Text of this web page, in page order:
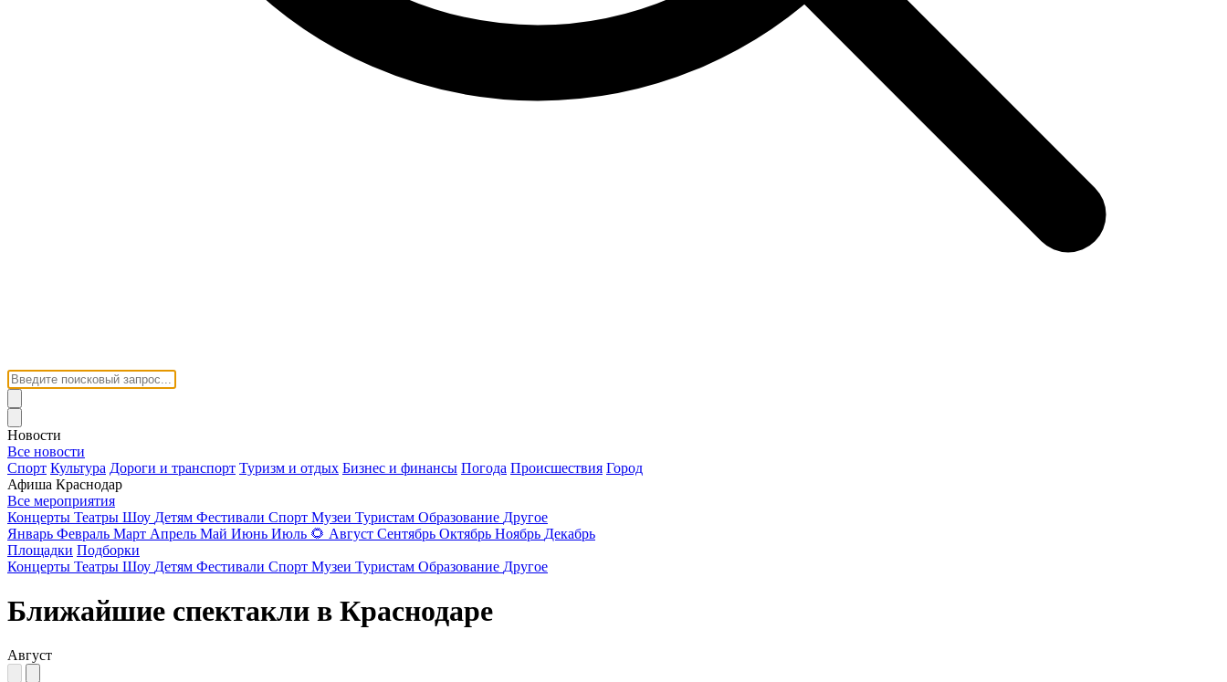
Новости
Все новости
Спорт Культура Дороги и транспорт Туризм и отдых Бизнес и финансы Погода Происшествия Город
Афиша Краснодар
Все мероприятия
Концерты Театры Шоу Детям Фестивали Спорт Музеи Туристам Образование Другое
Январь Февраль Март Апрель Май Июнь Июль 🌻 Август Сентябрь Октябрь Ноябрь Декабрь
Площадки Подборки
Концерты Театры Шоу Детям Фестивали Спорт Музеи Туристам Образование Другое
Ближайшие спектакли в Краснодаре
Август